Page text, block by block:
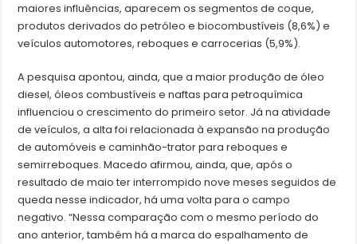
maiores influências, aparecem os segmentos de coque,
produtos derivados do petróleo e biocombustíveis (8,6%) e
veículos automotores, reboques e carrocerias (5,9%).
A pesquisa apontou, ainda, que a maior produção de óleo
diesel, óleos combustíveis e naftas para petroquímica
influenciou o crescimento do primeiro setor. Já na atividade
de veículos, a alta foi relacionada à expansão na produção
de automóveis e caminhão-trator para reboques e
semirreboques. Macedo afirmou, ainda, que, após o
resultado de maio ter interrompido nove meses seguidos de
queda nesse indicador, há uma volta para o campo
negativo. “Nessa comparação com o mesmo período do
ano anterior, também há a marca do espalhamento de